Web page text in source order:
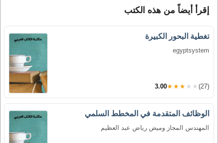
إقرأ أيضاً من هذه الكتب
تغطية البحور الكبيرة
egyptsystem
3.00★★★★★ (27)
الوظائف المتقدمة في المخطط السلمي
المهندس المجاز وميض رياض عبد العظيم